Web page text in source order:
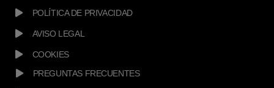
POLÍTICA DE PRIVACIDAD
AVISO LEGAL
COOKIES
PREGUNTAS FRECUENTES